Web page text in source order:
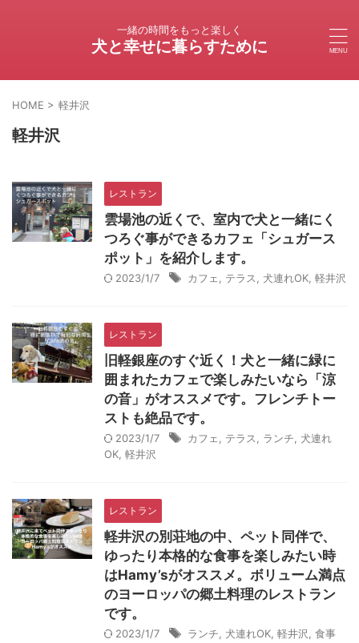
一緒の時間をもっと楽しく
犬と幸せに暮らすために
HOME > 軽井沢
軽井沢
レストラン
雲場池の近くで、室内で犬と一緒にく
つろぐ事ができるカフェ「シュガース
ポット」を紹介します。
2023/1/7 カフェ テラス 犬連れOK 軽井沢
レストラン
旧軽銀座のすぐ近く！犬と一緒に緑に
囲まれたカフェで楽しみたいなら「涼
の音」がオススメです。フレンチトー
ストも絶品です。
2023/1/7 カフェ テラス ランチ
犬連れ
OK 軽井沢
レストラン
軽井沢の別荘地の中、ペット同伴で、
ゆったり本格的な食事を楽しみたい時
はHamy’sがオススメ。ボリューム満点
のヨーロッパの郷土料理のレストラン
です。
2023/1/7 ランチ 犬連れOK 軽井沢 食事